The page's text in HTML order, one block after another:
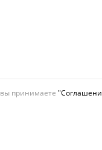
принимаете